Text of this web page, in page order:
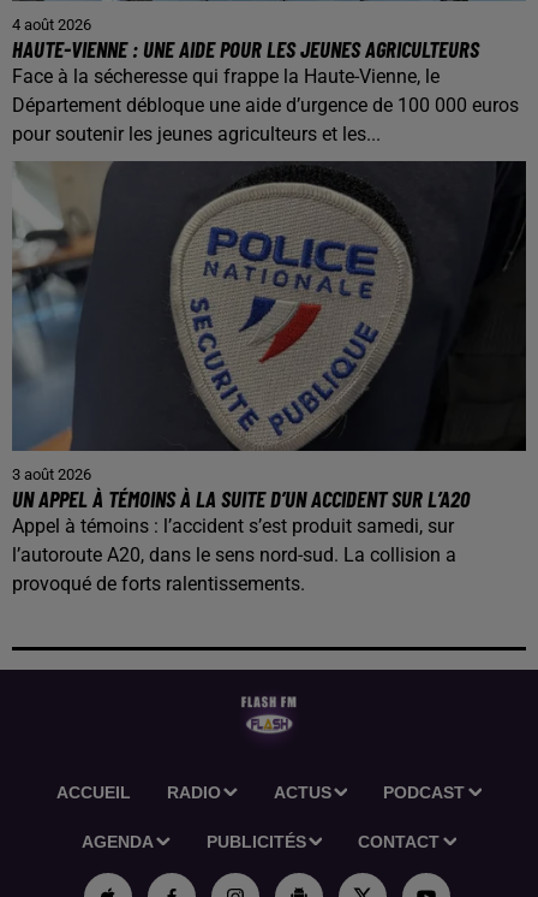
4 août 2026
HAUTE-VIENNE : UNE AIDE POUR LES JEUNES AGRICULTEURS
Face à la sécheresse qui frappe la Haute-Vienne, le
Département débloque une aide d’urgence de 100 000 euros
pour soutenir les jeunes agriculteurs et les...
3 août 2026
UN APPEL À TÉMOINS À LA SUITE D’UN ACCIDENT SUR L’A20
Appel à témoins : l’accident s’est produit samedi, sur
l’autoroute A20, dans le sens nord-sud. La collision a
provoqué de forts ralentissements.
ACCUEIL RADIO ACTUS PODCAST
AGENDA PUBLICITÉS CONTACT